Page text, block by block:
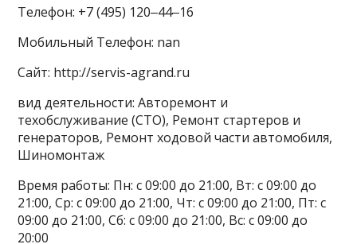
Телефон: +7 (495) 120‒44‒16
Мобильный Телефон: nan
Сайт: http://servis-agrand.ru
вид деятельности: Авторемонт и
техобслуживание (СТО), Ремонт стартеров и
генераторов, Ремонт ходовой части автомобиля,
Шиномонтаж
Время работы: Пн: с 09:00 до 21:00, Вт: с 09:00 до
21:00, Ср: с 09:00 до 21:00, Чт: с 09:00 до 21:00, Пт: с
09:00 до 21:00, Сб: с 09:00 до 21:00, Вс: с 09:00 до
20:00